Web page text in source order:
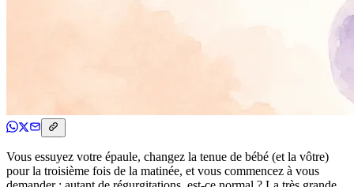
Vous essuyez votre épaule, changez la tenue de bébé (et la vôtre)
pour la troisième fois de la matinée, et vous commencez à vous